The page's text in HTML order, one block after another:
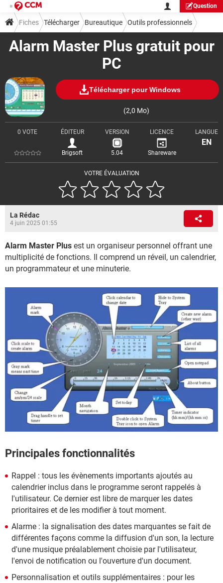
Question
Alarm Master Plus gratuit pour
PC
Télécharger pour Windows
(2,0 Mo)
VOTRE ÉVALUATION
0 VOTE ÉDITEUR
Brigsoft
VERSION
5.04
LICENCE
Shareware
LANGUE
EN
Fiches Télécharger Bureautique Outils professionnels
La Rédac
4 juin 2025 01:55
Alarm Master Plus est un organiseur personnel offrant une
multiplicité de fonctions. Il comprend un réveil, un calendrier,
un programmateur et une minuterie.
Principales fonctionnalités
Rappel : tous les évènements importants ajoutés au
calendrier inclus dans le programme seront rappelés à
l'utilisateur. Ce dernier est libre de marquer les dates
prioritaires et de les modifier à tout moment.
Alarme : la signalisation des dates marquantes se fait de
différentes façons comme la diffusion d'un son, la lecture
d'une musique préalablement choisie par l'utilisateur,
l'envoi de notification ou l'ouverture d'un document.
Personnalisation et outils supplémentaires : pour les